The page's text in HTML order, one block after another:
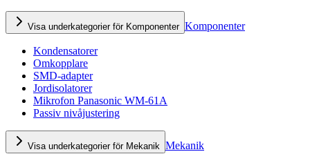
Visa underkategorier för Komponenter Komponenter
Kondensatorer
Omkopplare
SMD-adapter
Jordisolatorer
Mikrofon Panasonic WM-61A
Passiv nivåjustering
Visa underkategorier för Mekanik Mekanik